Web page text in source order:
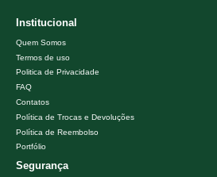
Institucional
Quem Somos
Termos de uso
Politica de Privacidade
FAQ
Contatos
Política de Trocas e Devoluções
Política de Reembolso
Portfólio
Segurança